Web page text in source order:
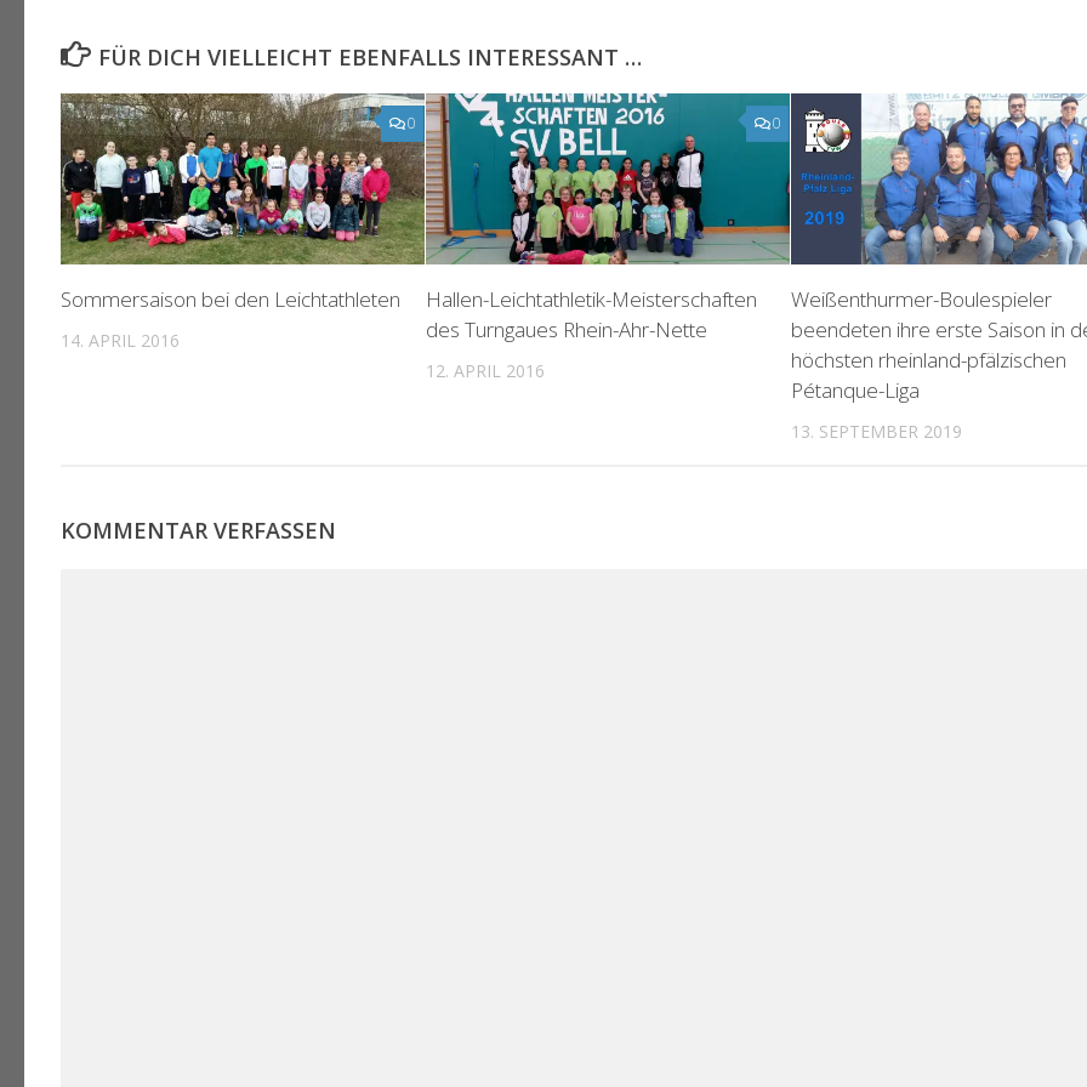
FÜR DICH VIELLEICHT EBENFALLS INTERESSANT …
0
Sommersaison bei den Leichtathleten
14. APRIL 2016
0
Hallen-Leichtathletik-Meisterschaften
des Turngaues Rhein-Ahr-Nette
12. APRIL 2016
Weißenthurmer-Boulespieler
beendeten ihre erste Saison in
höchsten rheinland-pfälzischen
Pétanque-Liga
13. SEPTEMBER 2019
KOMMENTAR VERFASSEN